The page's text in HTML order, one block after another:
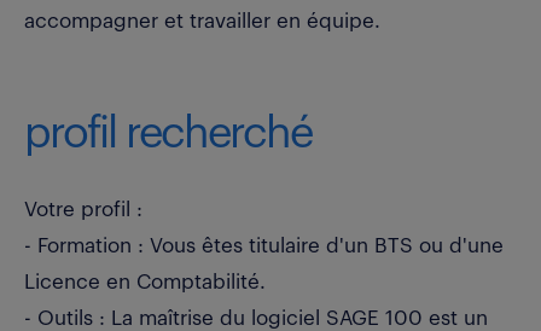
accompagner et travailler en équipe.
profil recherché
Votre profil :
- Formation : Vous êtes titulaire d'un BTS ou d'une
Licence en Comptabilité.
- Outils : La maîtrise du logiciel SAGE 100 est un